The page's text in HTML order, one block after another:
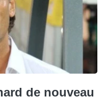
de nouveau